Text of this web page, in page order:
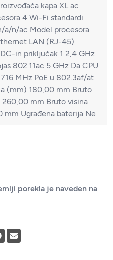
kapa XL ac
4 Wi-Fi standardi
a/n/ac Model procesora
LAN (RJ-45)
in priključak 1 2,4 GHz
802.11ac 5 GHz Da CPU
MHz PoE u 802.3af/at
(mm) 180,00 mm Bruto
260,00 mm Bruto visina
mm Ugrađena baterija Ne
porekla je naveden na